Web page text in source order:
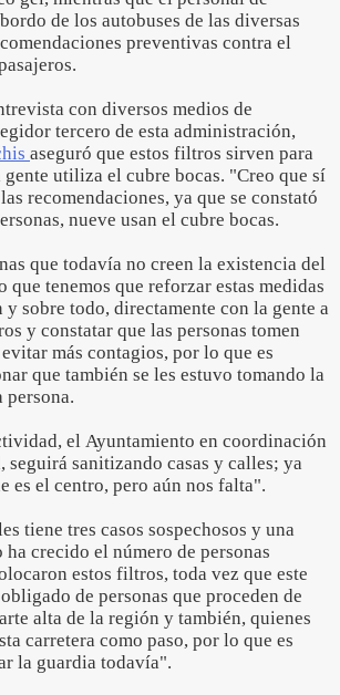
de los autobuses de las diversas
preventivas contra el
con diversos medios de
tercero de esta administración,
aseguró que estos filtros sirven para
utiliza el cubre bocas. "Creo que sí
recomendaciones, ya que se constató
nueve usan el cubre bocas.
que todavía no creen la existencia del
tenemos que reforzar estas medidas
sobre todo, directamente con la gente a
y constatar que las personas tomen
más contagios, por lo que es
que también se les estuvo tomando la
persona.
el Ayuntamiento en coordinación
seguirá sanitizando casas y calles; ya
es el centro, pero aún nos falta".
tiene tres casos sospechosos y una
crecido el número de personas
estos filtros, toda vez que este
de personas que proceden de
alta de la región y también, quienes
carretera como paso, por lo que es
la guardia todavía".